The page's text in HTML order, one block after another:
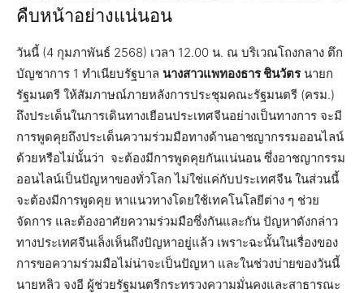
คืบหน้าอย่างแน่นอน
วันนี้ (4 กุมภาพันธ์ 2568) เวลา 12.00 น. ณ บริเวณโถงกลาง ตึก
บัญชาการ 1 ทำเนียบรัฐบาล นางสาวแพทองธาร ชินวัตรนายก
รัฐมนตรี ให้สัมภาษณ์ภายหลังการประชุมคณะรัฐมนตรี (ครม.)
ถึงประเด็นในการเดินทางเยือนประเทศจีนอย่างเป็นทางการ จะมี
การพูดคุยถึงประเด็นความร่วมมือทางด้านอาชญากรรมออนไลน์
ด้วยหรือไม่นั้นว่า จะต้องมีการพูดคุยกันแน่นอน ซึ่งอาชญากรรม
ออนไลน์เป็นปัญหาของทั่วโลก ไม่ใช่แค่กับประเทศจีน ในส่วนนี้
จะต้องมีการพูดคุย หาแนวทางโดยใช้เทคโนโลยีต่าง ๆ ช่วย
จัดการ และต้องอาศัยความร่วมมือซึ่งกันและกัน ปัญหาดังกล่าว
ทางประเทศจีนเล็งเห็นถึงปัญหาอยู่แล้ว เพราะฉะนั้นในเรื่องของ
การขอความร่วมมือไม่น่าจะเป็นปัญหา และในช่วงบ่ายของวันนี้
นายหลิว จงอี ผู้ช่วยรัฐมนตรีกระทรวงความมั่นคงและสาธารณะ